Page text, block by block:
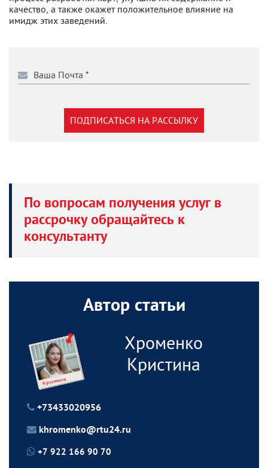
качество, а также окажет положительное влияние на
имидж этих заведений.
ПОДПИСАТЬСЯ НА РАССЫЛКУ
По вопросам получения услуг в
рассрочку обращайтесь к
консультанту
Автор статьи
Хроменко
Кристина
+73433020956
khromenko@rtu24.ru
+7 922 166 90 70